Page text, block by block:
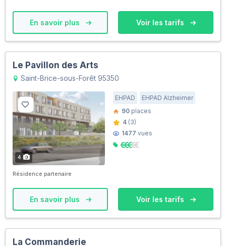
En savoir plus Voir les tarifs
Le Pavillon des Arts
Saint-Brice-sous-Forêt 95350
4
EHPAD
EHPAD Alzheimer
90 places
4 (3)
1477 vues
Résidence partenaire
En savoir plus Voir les tarifs
La Commanderie